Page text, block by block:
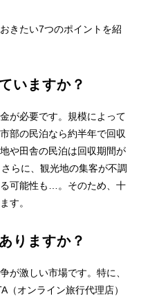
きたい7つのポイントを紹
いますか？
が必要です。規模によって
部の民泊なら約半年で回収
や田舎の民泊は回収期間が
らに、観光地の集客が不調
可能性も…。そのため、十
す。
りますか？
が激しい市場です。特に、
（オンライン旅行代理店）